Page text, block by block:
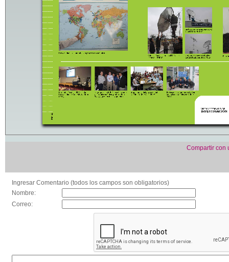
Compartir con
Ingresar Comentario (todos los campos son obligatorios)
Nombre:
Correo: